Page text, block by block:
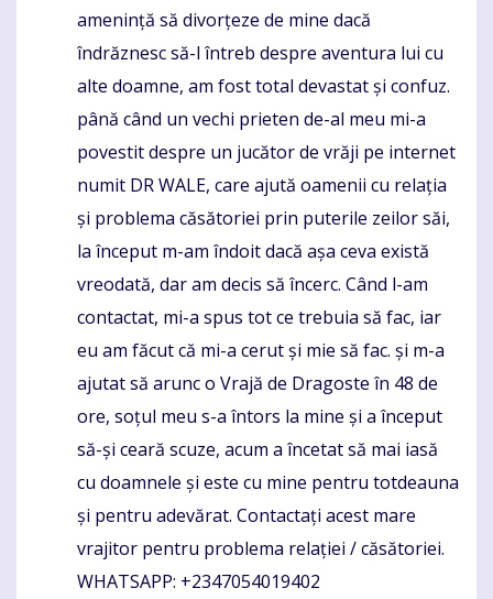
amenință să divorțeze de mine dacă
îndrăznesc să-l întreb despre aventura lui cu
alte doamne, am fost total devastat și confuz.
până când un vechi prieten de-al meu mi-a
povestit despre un jucător de vrăji pe internet
numit DR WALE, care ajută oamenii cu relația
și problema căsătoriei prin puterile zeilor săi,
la început m-am îndoit dacă așa ceva există
vreodată, dar am decis să încerc. Când l-am
contactat, mi-a spus tot ce trebuia să fac, iar
eu am făcut că mi-a cerut și mie să fac. și m-a
ajutat să arunc o Vrajă de Dragoste în 48 de
ore, soțul meu s-a întors la mine și a început
să-și ceară scuze, acum a încetat să mai iasă
cu doamnele și este cu mine pentru totdeauna
și pentru adevărat. Contactați acest mare
vrajitor pentru problema relației / căsătoriei.
WHATSAPP: +2347054019402